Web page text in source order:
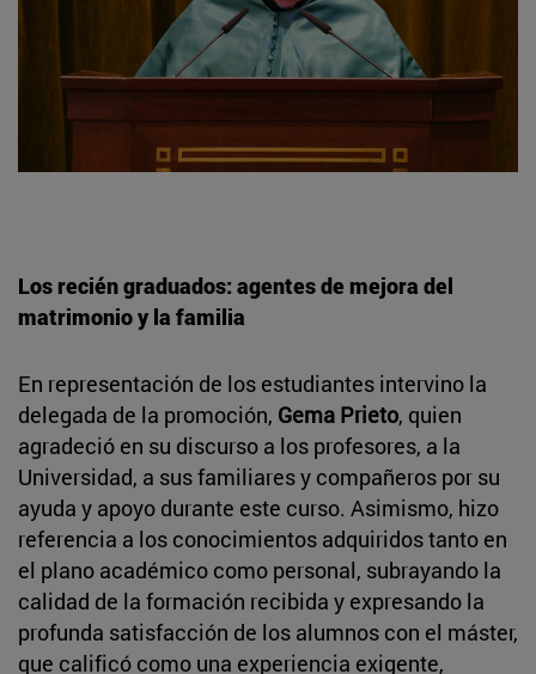
Los recién graduados: agentes de mejora del
matrimonio y la familia
En representación de los estudiantes intervino la
delegada de la promoción, Gema Prieto, quien
agradeció en su discurso a los profesores, a la
Universidad, a sus familiares y compañeros por su
ayuda y apoyo durante este curso. Asimismo, hizo
referencia a los conocimientos adquiridos tanto en
el plano académico como personal, subrayando la
calidad de la formación recibida y expresando la
profunda satisfacción de los alumnos con el máster,
que calificó como una experiencia exigente,